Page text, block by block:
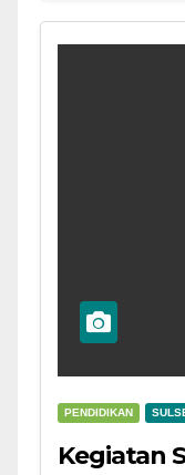
PENDIDIKAN
Kegiatan